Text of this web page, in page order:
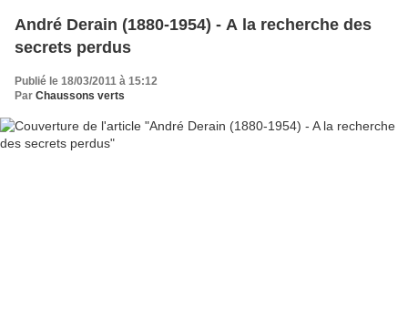
André Derain (1880-1954) - A la recherche des
secrets perdus
Publié le 18/03/2011 à 15:12
Par Chaussons verts